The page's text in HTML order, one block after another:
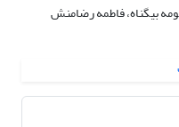
بیگناه، فاطمه رضامنش